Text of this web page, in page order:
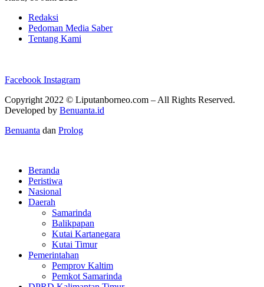
Redaksi
Pedoman Media Saber
Tentang Kami
Facebook Instagram
Copyright 2022 © Liputanborneo.com – All Rights Reserved.
Developed by Benuanta.id
Benuanta dan Prolog
Beranda
Peristiwa
Nasional
Daerah
Samarinda
Balikpapan
Kutai Kartanegara
Kutai Timur
Pemerintahan
Pemprov Kaltim
Pemkot Samarinda